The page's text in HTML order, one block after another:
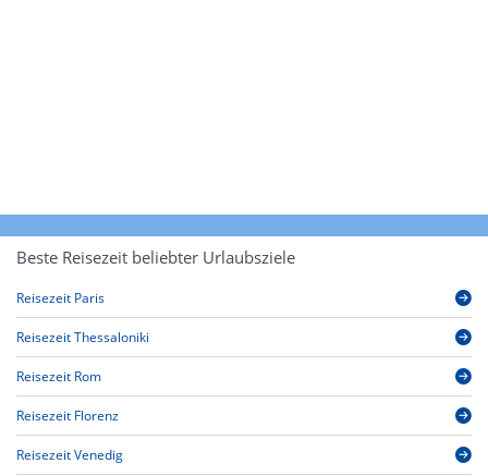
Beste Reisezeit beliebter Urlaubsziele
Reisezeit Paris
Reisezeit Thessaloniki
Reisezeit Rom
Reisezeit Florenz
Reisezeit Venedig